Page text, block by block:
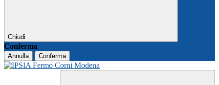
Chiudi
Conferma
Annulla Conferma